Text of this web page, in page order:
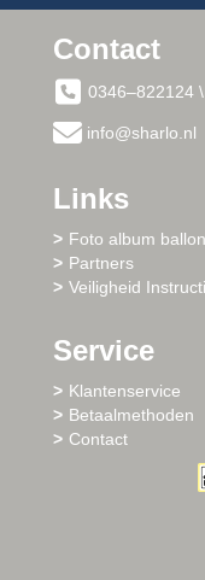
Contact
0346–822124
info@sharlo.nl
Links
Foto album
Partners
Veiligheid
Service
Klantenservice
Betaalmethoden
Contact